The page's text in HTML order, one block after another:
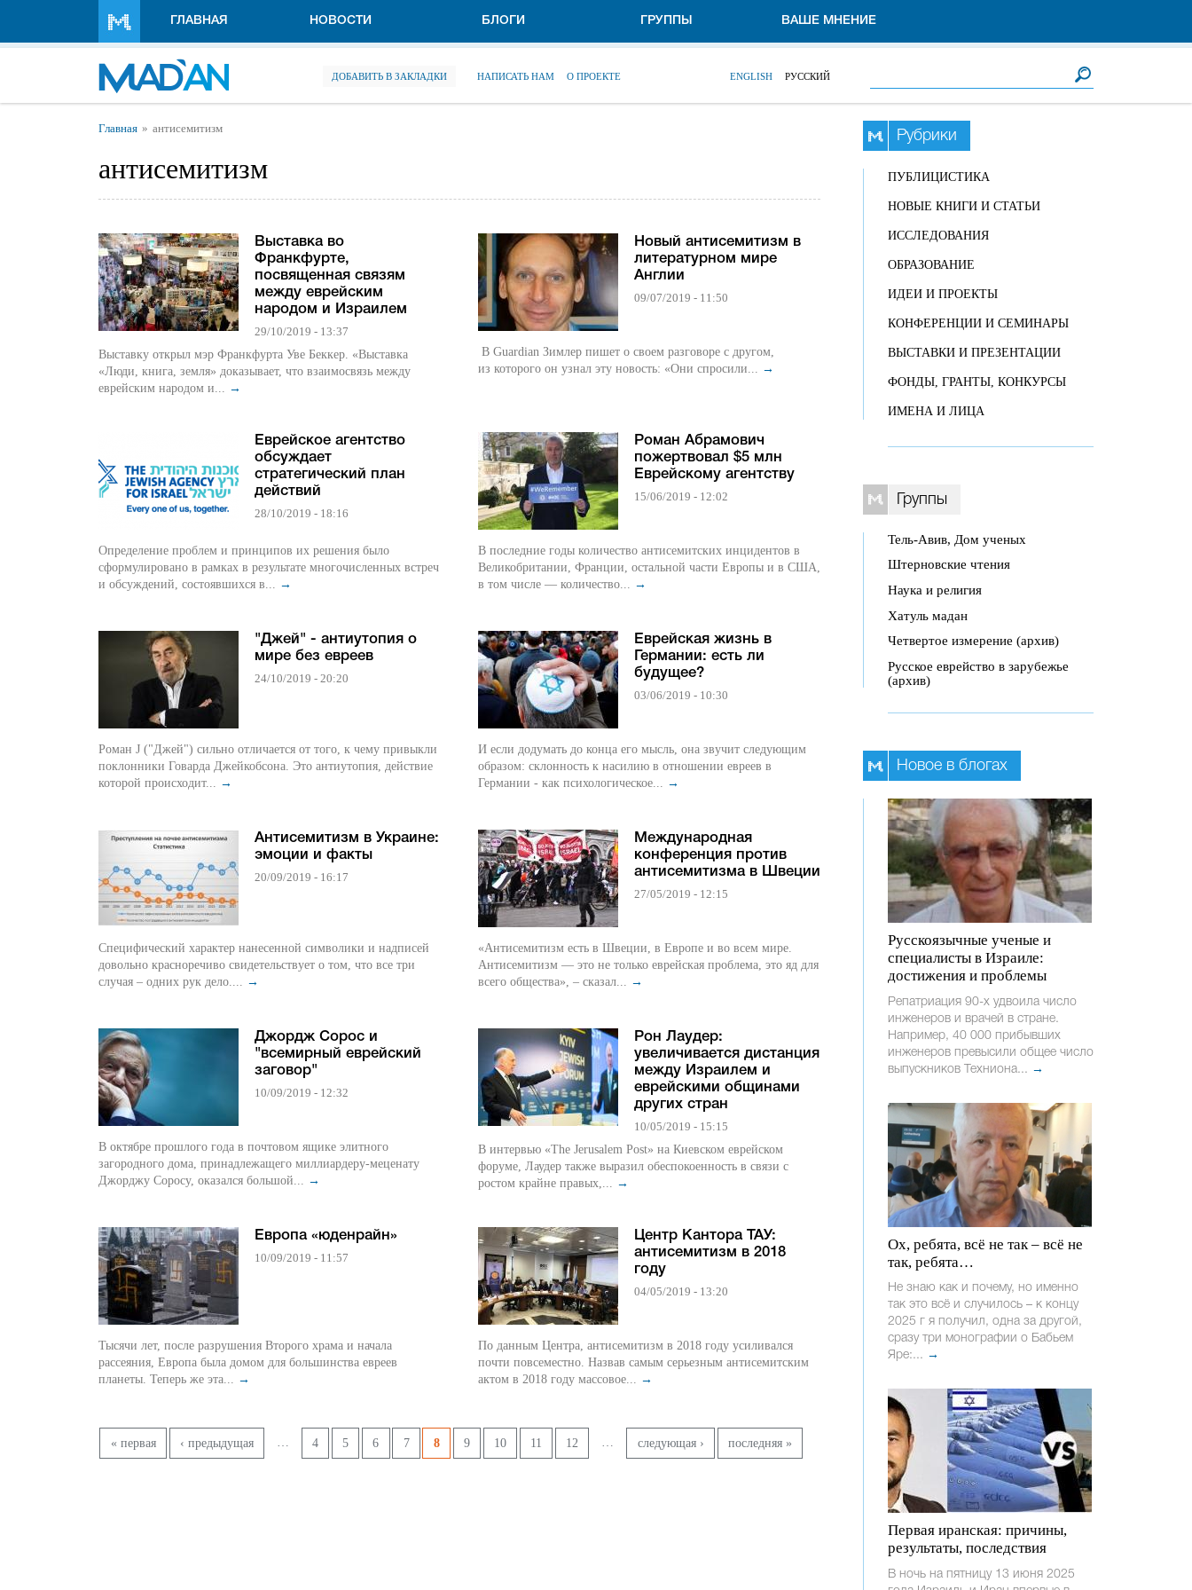
ГЛАВНАЯ НОВОСТИ БЛОГИ ГРУППЫ ВАШЕ МНЕНИЕ
ДОБАВИТЬ В ЗАКЛАДКИ НАПИСАТЬ НАМ О ПРОЕКТЕ ENGLISH РУССКИЙ
Вы здесь
Главная антисемитизм
антисемитизм
Выставка во
Франкфурте,
посвященная связям
между еврейским
народом и Израилем
29/10/2019 - 13:37
Выставку открыл мэр Франкфурта Уве Беккер. «Выставка
«Люди, книга, земля» доказывает, что взаимосвязь между
еврейским народом и...
→
Еврейское агентство
обсуждает
стратегический план
действий
28/10/2019 - 18:16
Определение проблем и принципов их решения было
сформулировано в рамках в результате многочисленных встреч
и обсуждений, состоявшихся в... →
"Джей" - антиутопия о
мире без евреев
24/10/2019 - 20:20
Роман J ("Джей") сильно отличается от того, к чему привыкли
поклонники Говарда Джейкобсона. Это антиутопия, действие
которой происходит... →
Антисемитизм в Украине:
эмоции и факты
20/09/2019 - 16:17
Специфический характер нанесенной символики и надписей
довольно красноречиво свидетельствует о том, что все три
случая – одних рук дело.... →
Джордж Сорос и
"всемирный еврейский
заговор"
10/09/2019 - 12:32
В октябре прошлого года в почтовом ящике элитного
загородного дома, принадлежащего миллиардеру-меценату
Джорджу Соросу, оказался большой... →
Европа «юденрайн»
10/09/2019 - 11:57
Тысячи лет, после разрушения Второго храма и начала
рассеяния, Европа была домом для большинства евреев
планеты. Теперь же эта... →
Новый антисемитизм в
литературном мире
Англии
09/07/2019 - 11:50
В Guardian Зимлер пишет о своем разговоре с другом,
из которого он узнал эту новость: «Они спросили... →
Роман Абрамович
пожертвовал $5 млн
Еврейскому агентству
15/06/2019 - 12:02
В последние годы количество антисемитских инцидентов в
Великобритании, Франции, остальной части Европы и в США,
в том числе — количество... →
Еврейская жизнь в
Германии: есть ли
будущее?
03/06/2019 - 10:30
И если додумать до конца его мысль, она звучит следующим
образом: склонность к насилию в отношении евреев в
Германии - как психологическое... →
Международная
конференция против
антисемитизма в Швеции
27/05/2019 - 12:15
«Антисемитизм есть в Швеции, в Европе и во всем мире.
Антисемитизм — это не только еврейская проблема, это яд для
всего общества», – сказал... →
Рон Лаудер:
увеличивается дистанция
между Израилем и
еврейскими общинами
других стран
10/05/2019 - 15:15
В интервью «The Jerusalem Post» на Киевском еврейском
форуме, Лаудер также выразил обеспокоенность в связи с
ростом крайне правых,...
→
Центр Кантора ТАУ:
антисемитизм в 2018
году
04/05/2019 - 13:20
По данным Центра, антисемитизм в 2018 году усиливался
почти повсеместно. Назвав самым серьезным антисемитским
актом в 2018 году массовое... →
Страницы
« первая ‹ предыдущая 4 5 6 7 8 9 10 11 12 следующая › последняя »
Рубрики
ПУБЛИЦИСТИКА
НОВЫЕ КНИГИ И СТАТЬИ
ИССЛЕДОВАНИЯ
ОБРАЗОВАНИЕ
ИДЕИ И ПРОЕКТЫ
КОНФЕРЕНЦИИ И СЕМИНАРЫ
ВЫСТАВКИ И ПРЕЗЕНТАЦИИ
ФОНДЫ, ГРАНТЫ, КОНКУРСЫ
ИМЕНА И ЛИЦА
Группы
Тель-Авив, Дом ученых
Штерновские чтения
Наука и религия
Хатуль мадан
Четвертое измерение (архив)
Русское еврейство в зарубежье
(архив)
Новое в блогах
Русскоязычные ученые и
специалисты в Израиле:
достижения и проблемы
Репатриация 90-х удвоила число
инженеров и врачей в стране.
Например, 40 000 прибывших
инженеров превысили общее число
выпускников Техниона... →
Ох, ребята, всё не так – всё не
так, ребята…
Не знаю как и почему, но именно
так это всё и случилось – к концу
2025 г я получил, одна за другой,
сразу три монографии о Бабьем
Яре:... →
Первая иранская: причины,
результаты, последствия
В ночь на пятницу 13 июня 2025